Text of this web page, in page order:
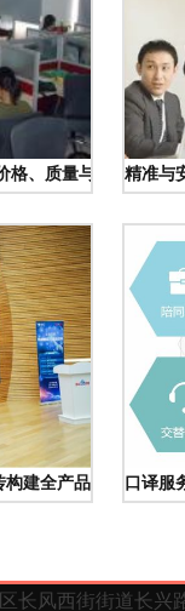
格、质量与商机的交融
精准与
建全产品矩阵、赋能
口译服
长风西街街道长兴